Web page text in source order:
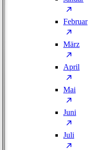
Februar
März
April
Mai
Juni
Juli